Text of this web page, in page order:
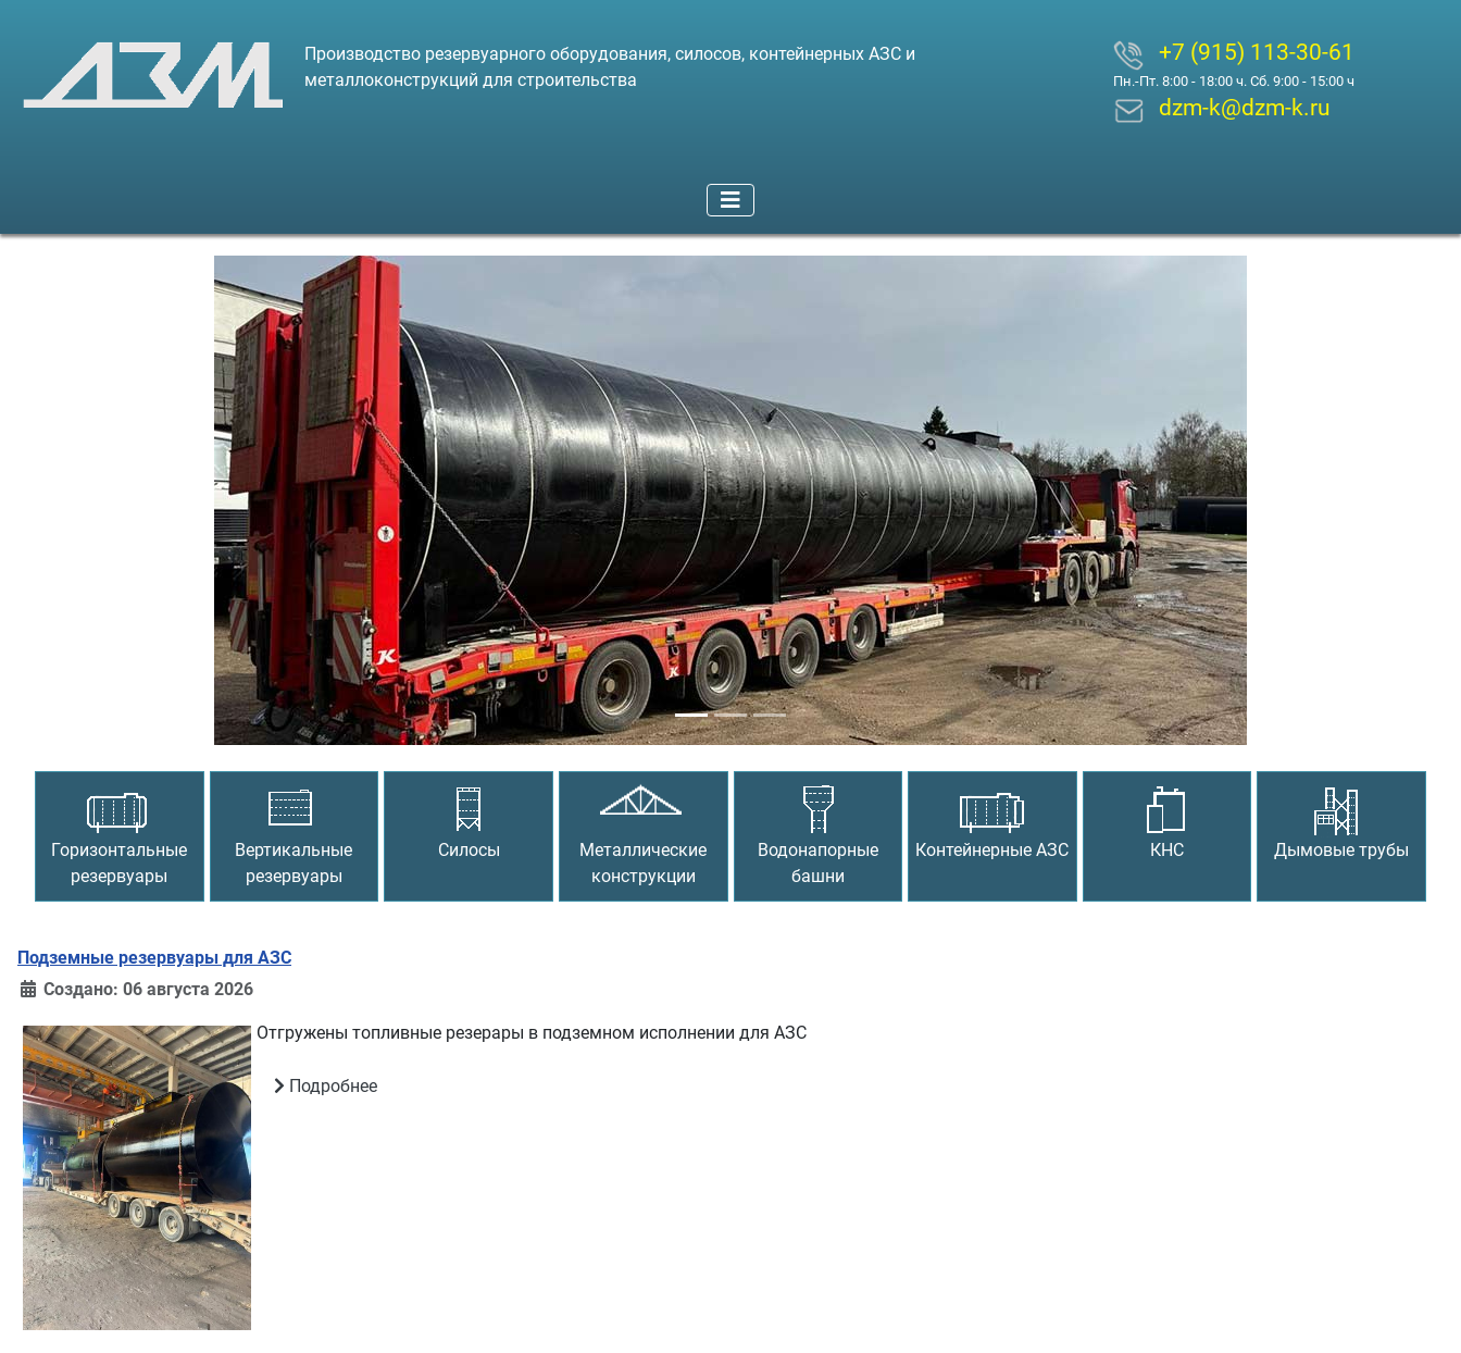
Производство резервуарного оборудования, силосов, контейнерных АЗС и
металлоконструкций для строительства
+7 (915) 113-30-61
Пн.-Пт. 8:00 - 18:00 ч. Сб. 9:00 - 15:00 ч
dzm-k@dzm-k.ru
Предыдущий
Горизонтальные
резервуары
Вертикальные
резервуары
Силосы
Металлические
конструкции
Водонапорные
башни
Контейнерные АЗС КНС Дымовые трубы
Подземные резервуары для АЗС
Создано: 06 августа 2026
Отгружены топливные резерары в подземном исполнении для АЗС
Подробнее